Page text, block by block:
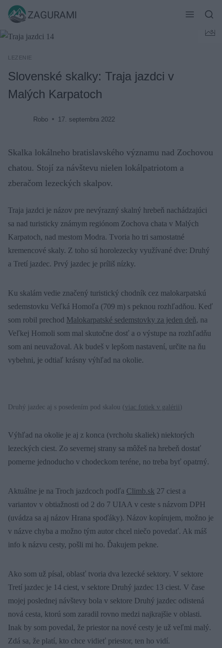
Skip
content
ZAGURAMI
LEZENIE
Slovenské skalky: Traja jazdci v
Malých Karpatoch
Robo 17. septembra 2022
Skalka lokálneho bratislavského významu nad Zochovou
chatou. Stojí za návštevu nielen lokálpatriotom a
zberačom lezeckých skalpov.
Traja jazdci je názov pre nevýrazný skalný hrebeň nachádzajúci
sa nad turisticky známym regiónom Zochova chata v Malých
Karpatoch, nad mestom Modra. Tvoria ho tri samostatné
kremencové skaly. Z toho sú horolezecky využívané dve: Druhý
a Tretí jazdec. Prvý jazdec je príliš nízky.
Ku skalám vedie značený turistický chodník cez malokarpatskú
sedemstovku Veľká Homoľa (709 m) s peknou rozhľadňou. Keď
som robil prechod Malokarpatské sedemstovky za jeden deň, na
Veľkej Homoli som mal skutočne dosť a o výstupe na rozhľadňu
som ani neuvažoval. Ak budeš v lepšom nastavení, určite na ňu
vybehni, je odtiaľ krásny výhľad na okolie.
Druhý jazdec aj s posedením pod skalou (viac fotiek v galérii )
Výhľad na okolie je aj z konca (vrcholu skaliek) niektorých
lezeckých ciest. Zo severnej strany sa môžeš na hrebeň dostať
pomerne jednoducho v chodeckom teréne, no treba byť opatrný.
Aktuálne je na Troch jazdcoch podľa Climb.sk 27 ciest a
variantov v obtiažnosti od 2 do 7 UIAA v ceste s názvom DPH
(uvádza sa aj názov Hrana spoďáky). Názov kopírujem, možno je
v názve chyba a možno tým autor chcel niečo povedať. Ak máš
info k názvu cesty, pošli mi ho. Ďakujem pekne.
Ako som už písal, oblasť tvoria dva lezecké sektory. V sektore
Tretí jazdec je 14 ciest, v sektore Druhý jazdec 13 ciest. V čase
mojej poslednej návštevy bola v sektore Druhý jazdec odistená
nová cesta, ktorú som zaradil rovno medzi najkrajšie v oblasti.
Inak by som povedal, že priestor na nové cesty je už veľmi malý.
Zdá sa, že platí, kto chce vidieť priestor, ten ho vidí.